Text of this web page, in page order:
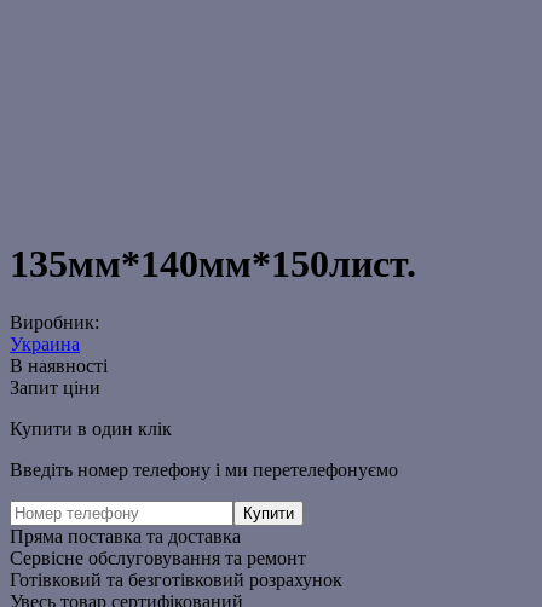
135мм*140мм*150лист.
Виробник:
Украина
В наявності
Запит ціни
Купити в один клік
Введіть номер телефону і ми перетелефонуємо
Пряма поставка та доставка
Сервісне обслуговування та ремонт
Готівковий та безготівковий розрахунок
Увесь товар сертифікований